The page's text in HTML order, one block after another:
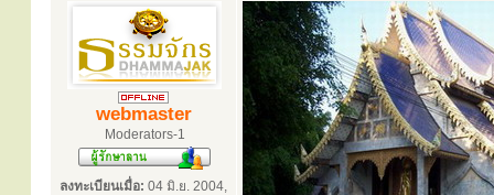
webmaster
Moderators-1
ลงทะเบียนเมื่อ: 04 มิ.ย. 2004,